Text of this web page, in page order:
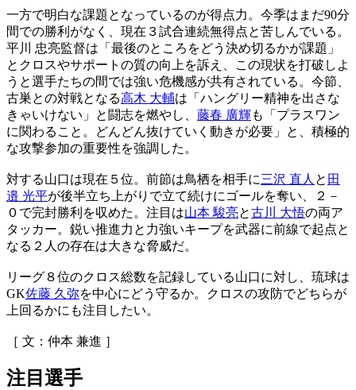
一方で明白な課題となっているのが得点力。今季はまだ90分
間での勝利がなく、現在３試合連続無得点と苦しんでいる。
平川 忠亮監督は「最後のところをどう決め切るかが課題」
とクロスやサポートの質の向上を訴え、この現状を打破しよ
うと選手たちの間では強い危機感が共有されている。今節、
古巣との対戦となる高木 大輔は「ハングリー精神を出さな
きゃいけない」と闘志を燃やし、 藤春 廣輝も「プラスワン
に関わること。どんどん抜けていく動きが必要」と、積極的
な攻撃参加の重要性を強調した。
対する山口は現在５位。前節は鳥栖を相手に三沢 直人 と 田
邉 光平が後半立ち上がりで立て続けにゴールを奪い、２－
０で完封勝利を収めた。注目は山本 駿亮と古川 大悟の両ア
タッカー。鋭い推進力と力強いキープを武器に前線で起点と
なる２人の存在は大きな脅威だ。
リーグ８位のクロス総数を記録している山口に対し、琉球は
GK佐藤 久弥を中心にどう守るか。クロスの攻防でどちらが
上回るかにも注目したい。
［ 文：仲本 兼進 ］
注目選手